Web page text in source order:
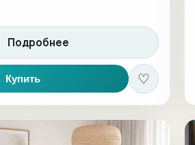
Подробнее
Купить ♡